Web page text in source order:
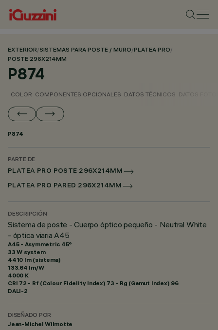
EXTERIOR/SISTEMAS PARA POSTE / MURO/PLATEA PRO/
POSTE 296X214MM
P874
COLOR COMPONENTES OPCIONALES DATOS TÉCNICOS DATOS
P874
PARTE DE
PLATEA PRO POSTE 296X214MM
PLATEA PRO PARED 296X214MM
DESCRIPCIÓN
Sistema de poste - Cuerpo óptico pequeño - Neutral White
- óptica viaria A45
A45 - Asymmetric 45°
33 W system
4410 lm (sistema)
133.64 lm/W
4000 K
CRI 72 - Rf (Colour Fidelity Index) 73 - Rg (Gamut Index) 96
DALI-2
DISEÑADO POR
Jean-Michel Wilmotte